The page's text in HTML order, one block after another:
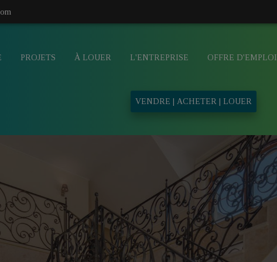
PROJETS À LOUER L'ENTREPRISE OFFRE D'EMPLOI
VENDRE | ACHETER | LOUER